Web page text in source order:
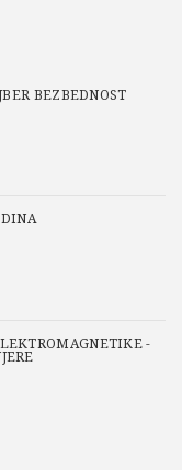
BEZBEDNOST
-